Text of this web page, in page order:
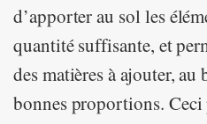
d’apporter au sol les
quantité suffisante, et
des matières à ajouter,
bonnes proportions. Ceci